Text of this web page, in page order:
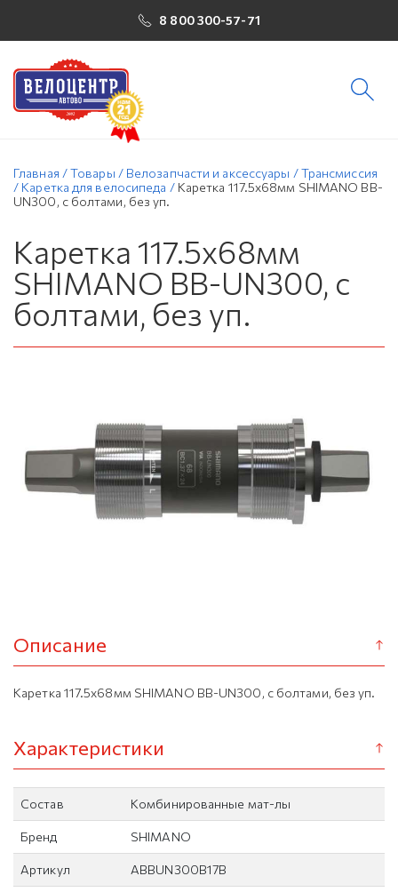
8 800 300-57-71
Главная /Товары / Велозапчасти и аксессуары /Трансмиссия
/ Каретка для велосипеда / Каретка 117.5x68мм SHIMANO BB-
UN300, с болтами, без уп.
Каретка 117.5x68мм
SHIMANO BB-UN300, с
болтами, без уп.
Описание
Каретка 117.5x68мм SHIMANO BB-UN300, с болтами, без уп.
Характеристики
Состав Комбинированные мат-лы
Бренд SHIMANO
Артикул ABBUN300B17B